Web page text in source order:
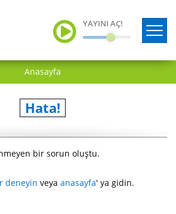
YAYINI AÇ!
Anasayfa
Hata!
bir sorun oluştu.
deneyin veya anasayfa' ya gidin.